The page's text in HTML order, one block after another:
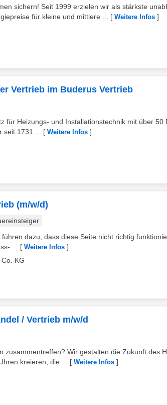
sichern! Seit 1999 erzielen wir als stärkste
für kleine und mittlere ...
[ Weitere Infos ]
Vertrieb im Buderus Vertrieb
für Heizungs- und Installationstechnik mit über 50
1731 ...
[ Weitere Infos ]
(m/w/d)
dazu, dass diese Seite nicht richtig
...
[ Weitere Infos ]
KG
/ Vertrieb m/w/d
zusammentreffen? Wir gestalten die Zukunft des
kreieren, die ...
[ Weitere Infos ]